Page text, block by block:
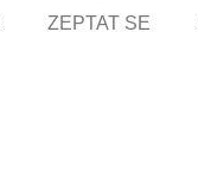
ZEPTAT SE